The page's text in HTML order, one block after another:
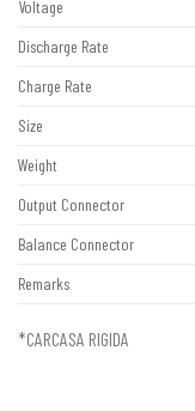
Voltage
Discharge Rate
Charge Rate
Size
Weight
Output Connector
Balance Connector
Remarks
*CARCASA RIGIDA